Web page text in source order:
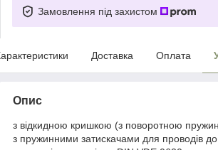
Замовлення під захистом
Доставка Оплата
Опис
з відкидною кришкою (з поворотною
з пружинними затискачами для проводів